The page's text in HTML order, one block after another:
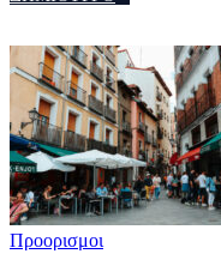
Προορισμοι